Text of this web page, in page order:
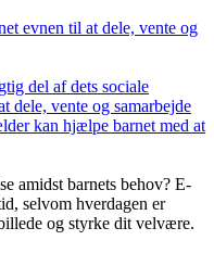
evnen til at dele, vente og
del af dets sociale
vente og samarbejde
kan hjælpe barnet med at
amidst barnets behov? E-
selvom hverdagen er
og styrke dit velvære.